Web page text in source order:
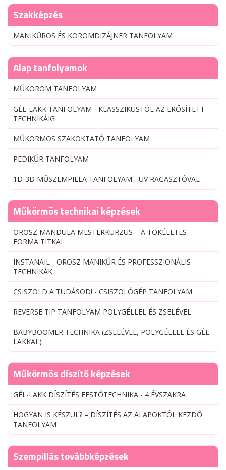
Szakképzés
MANIKŰRÖS ÉS KÖRÖMDIZÁJNER TANFOLYAM
Alap tanfolyamok
MŰKÖRÖM TANFOLYAM
GÉL-LAKK TANFOLYAM - KLASSZIKUSTÓL AZ ERŐSÍTETT
TECHNIKÁIG
MŰKÖRMÖS SZAKOKTATÓ TANFOLYAM
PEDIKŰR TANFOLYAM
1D-3D MŰSZEMPILLA TANFOLYAM - UV RAGASZTÓVAL
Műkörmös technikai képzések
OROSZ MANDULA MESTERKURZUS – A TÖKÉLETES
FORMA TITKAI
INSTANAIL - OROSZ MANIKŰR ÉS PROFESSZIONÁLIS
TECHNIKÁK
CSISZOLD A TUDÁSOD! - CSISZOLÓGÉP TANFOLYAM
REVERSE TIP TANFOLYAM POLYGÉLLEL ÉS ZSELÉVEL
BABYBOOMER TECHNIKA (ZSELÉVEL, POLYGÉLLEL ÉS GÉL-
LAKKAL)
Műkörmös díszítő képzések
GÉL-LAKK DÍSZÍTÉS FESTŐTECHNIKA - 4 ÉVSZAKRA
HOGYAN IS KÉSZÜL? – DÍSZÍTÉS AZ ALAPOKTÓL KEZDŐ
TANFOLYAM
Szempillás továbbképzések